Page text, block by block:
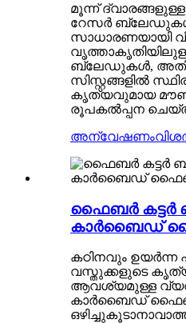
മൂന്ന്
റേസർ
സാധാരണയായി
ബ്ലേഡുകൾ,
സിസ്റ്റങ്ങളിൽ
കൃത്യവുമായ
രൂപകൽപ്പന
അന്വേഷണം
ഫൈബർ കട്ടർ
കാർബൈഡ്
കഠിനവും
വസ്തുക്കളുടെ
ആവശ്യമുള്ള
കാർബൈഡ്